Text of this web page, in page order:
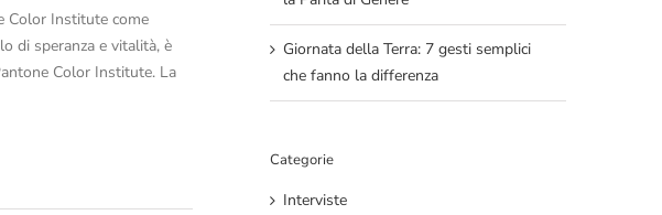
Color Institute come
di speranza e vitalità, è
Color Institute. La
Giornata della Terra: 7 gesti semplici
che fanno la differenza
Categorie
Interviste